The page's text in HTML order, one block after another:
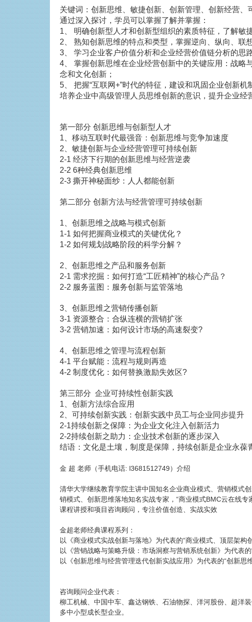
关键词：创新思维、敏捷创新、创新管理、创新经营、
通过深入探讨，学员可以掌握了解并掌握：
1、 明确创新型人才和创新型组织的素质特征，了解敏
2、 熟知创新思维的特点和类型，掌握逆向、纵向、联
3、 学习企业客户价值分析和企业经营价值链分析的思
4、 掌握创新思维在企业经营创新中的关键应用：战
念和文化创新；
5、 把握“互联网+”时代的特征，建设和巩固企业创新机
培养企业中高级管理人员思维创新的意识，提升企业经
第一部分 创新思维与创新型人才
1、移动互联时代最强音：创新思维与竞争加速度
2、敏捷创新与企业经营管理可持续创新
2-1 经济下行期的创新思维与经营逆袭
2-2 6种经典创新思维
2-3 撕开神秘面纱：人人都能创新
第二部分 创新方法与经营管理可持续创新
1、创新思维之战略与模式创新
1-1 如何把握商业模式的关键优化？
1-2 如何规划战略阶段的科学分解？
2、创新思维之产品和服务创新
2-1 需求挖掘：如何打造“工匠精神”的核心产品？
2-2 服务蓝图：服务创新与监管落地
3、创新思维之营销传播创新
3-1 资源整合：合纵连横的营销扩张
3-2 营销加速：如何设计市场的高速裂变?
4、创新思维之管理与流程创新
4-1 平台赋能：流程与规则再造
4-2 制度优化：如何替换激励失效区?
第三部分 企业可持续性创新实践
1、创新方法综合应用
2、可持续创新实践：创新实践中员工与企业同步提升
2-1持续创新之保障：为企业文化注入创新活力
2-2持续创新之助力：企业技术创新的逐步深入
结语：文化是土壤，制度是保障，持续创新是企业永葆
金 超 老师（手机电话: l3681512749）介绍
清华大学继续教育学院主讲中国知名企业商业模式、营销模式
销模式、创新思维落地知名实战专家，“商业模式BMC云在线
课程讲授和项目咨询顾问，专注价值创造、实战实效
金超老师经典课程系列：
以《商业模式实战创新与落地》为代表的“商业模式、顶层架构
以《营销战略与策略升级：市场洞察与营销系统创新》为代表的
以《创新思维与经营管理迭代创新实战应用》为代表的“创新思
咨询顾问企业代表：
柳工机械、中国中车、鑫达钢铁、石油物探、洋河股份、超洋
多中小型成长型企业。